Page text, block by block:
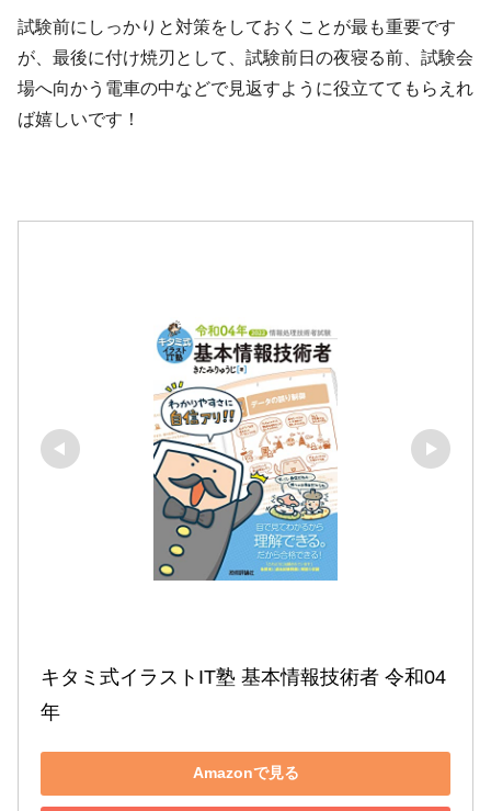
試験前にしっかりと対策をしておくことが最も重要です
が、最後に付け焼刃として、試験前日の夜寝る前、試験会
場へ向かう電車の中などで見返すように役立ててもらえれ
ば嬉しいです！
キタミ式イラストIT塾 基本情報技術者 令和04
年
Amazonで見る